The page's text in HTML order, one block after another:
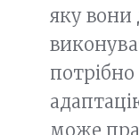
яку вони
може